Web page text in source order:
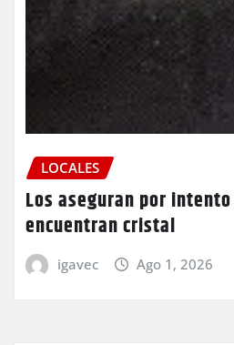
LOCALES
Los aseguran por
encuentran cristal
igavec Ago 1, 2026